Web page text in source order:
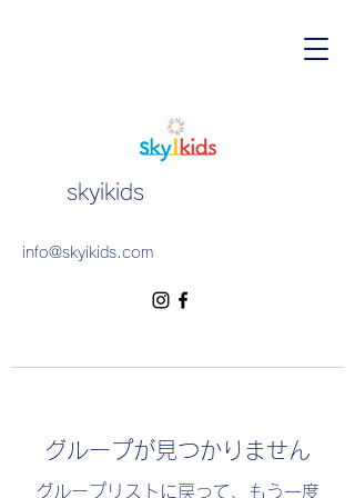
skyikids
info@skyikids.com
グループが見つかりません
グループリストに戻って、もう一度